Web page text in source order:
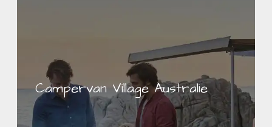
Campervan Village Australie